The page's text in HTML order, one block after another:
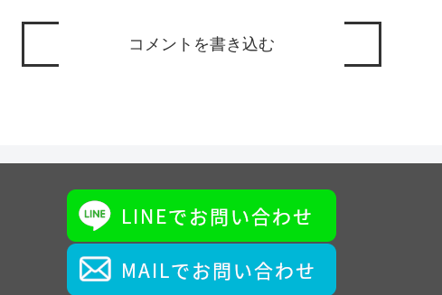
コメントを書き込む